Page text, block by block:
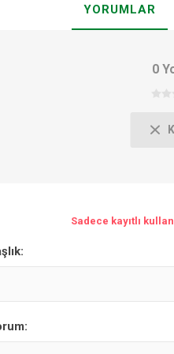
YORUMLAR
0
Sadece kayıtlı